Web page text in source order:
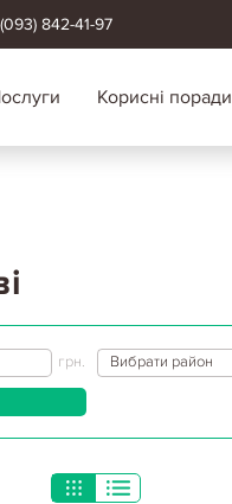
(093) 842-41-97
Корисні поради
грн. Вибрати район